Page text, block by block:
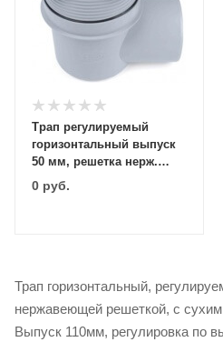
Трап регулируемый
горизонтальный выпуск
50 мм, решетка нерж.
150х150 мм, сухой затвор
0 руб.
Трап горизонтальный,
нержавеющей решеткой, с сухим
Выпуск 110мм, регулировка по